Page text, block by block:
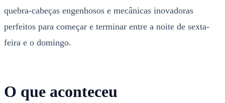
quebra-cabeças engenhosos e mecânicas inovadoras
perfeitos para começar e terminar entre a noite de sexta-
feira e o domingo.
O que aconteceu